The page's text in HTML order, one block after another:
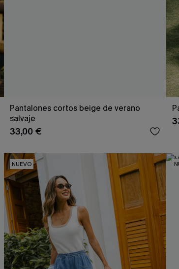
Pantalones cortos beige de verano
salvaje
33,00 €
NUEVO